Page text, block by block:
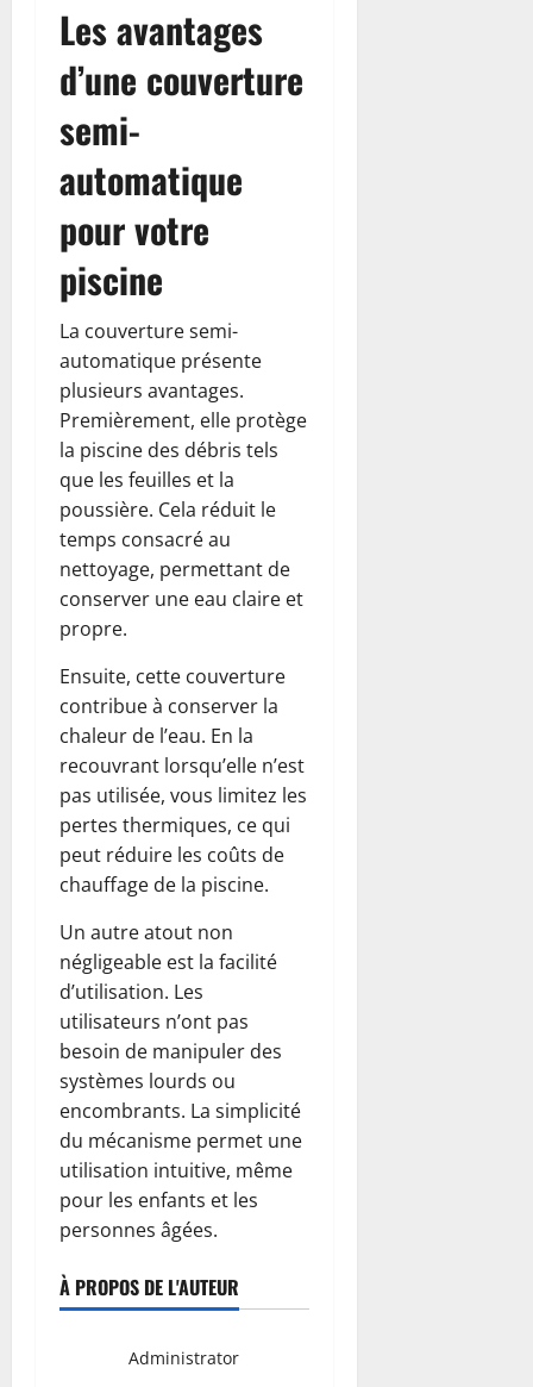
Les avantages
d’une couverture
semi-
automatique
pour votre
piscine
La couverture semi-
automatique présente
plusieurs avantages.
Premièrement, elle protège
la piscine des débris tels
que les feuilles et la
poussière. Cela réduit le
temps consacré au
nettoyage, permettant de
conserver une eau claire et
propre.
Ensuite, cette couverture
contribue à conserver la
chaleur de l’eau. En la
recouvrant lorsqu’elle n’est
pas utilisée, vous limitez les
pertes thermiques, ce qui
peut réduire les coûts de
chauffage de la piscine.
Un autre atout non
négligeable est la facilité
d’utilisation. Les
utilisateurs n’ont pas
besoin de manipuler des
systèmes lourds ou
encombrants. La simplicité
du mécanisme permet une
utilisation intuitive, même
pour les enfants et les
personnes âgées.
À PROPOS DE L'AUTEUR
Administrator